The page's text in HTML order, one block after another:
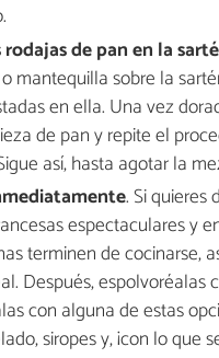
rodajas de pan en la
mantequilla sobre la
en ella. Una vez
de pan y repite el
así, hasta agotar la
. Si quieres
espectaculares y
terminen de cocinarse,
Después, espolvoréalas
con alguna de estas
siropes y, ¡con lo que